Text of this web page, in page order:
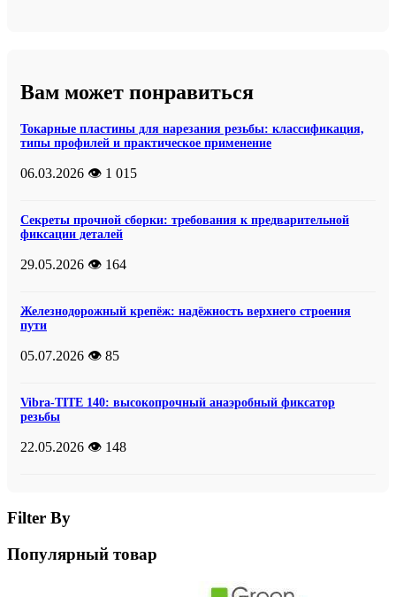
Вам может понравиться
Токарные пластины для нарезания резьбы: классификация,
типы профилей и практическое применение
06.03.2026 👁️ 1 015
Секреты прочной сборки: требования к предварительной
фиксации деталей
29.05.2026 👁️ 164
Железнодорожный крепёж: надёжность верхнего строения
пути
05.07.2026 👁️ 85
Vibra-TITE 140: высокопрочный анаэробный фиксатор
резьбы
22.05.2026 👁️ 148
Filter By
Популярный товар